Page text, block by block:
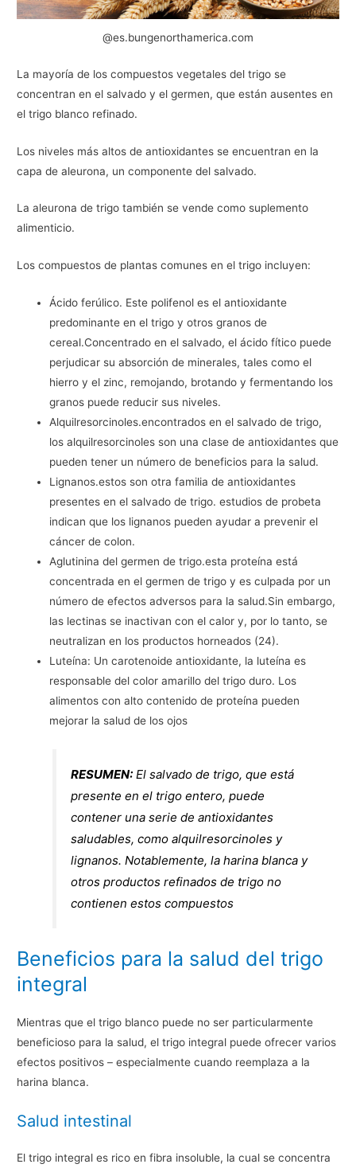
@es.bungenorthamerica.com
La mayoría de los compuestos vegetales del trigo se
concentran en el salvado y el germen, que están ausentes en
el trigo blanco refinado.
Los niveles más altos de antioxidantes se encuentran en la
capa de aleurona, un componente del salvado.
La aleurona de trigo también se vende como suplemento
alimenticio.
Los compuestos de plantas comunes en el trigo incluyen:
Ácido ferúlico. Este polifenol es el antioxidante
predominante en el trigo y otros granos de
cereal.Concentrado en el salvado, el ácido fítico puede
perjudicar su absorción de minerales, tales como el
hierro y el zinc, remojando, brotando y fermentando los
granos puede reducir sus niveles.
Alquilresorcinoles.encontrados en el salvado de trigo,
los alquilresorcinoles son una clase de antioxidantes que
pueden tener un número de beneficios para la salud.
Lignanos.estos son otra familia de antioxidantes
presentes en el salvado de trigo. estudios de probeta
indican que los lignanos pueden ayudar a prevenir el
cáncer de colon.
Aglutinina del germen de trigo.esta proteína está
concentrada en el germen de trigo y es culpada por un
número de efectos adversos para la salud.Sin embargo,
las lectinas se inactivan con el calor y, por lo tanto, se
neutralizan en los productos horneados (24).
Luteína: Un carotenoide antioxidante, la luteína es
responsable del color amarillo del trigo duro. Los
alimentos con alto contenido de proteína pueden
mejorar la salud de los ojos
RESUMEN: El salvado de trigo, que está
presente en el trigo entero, puede
contener una serie de antioxidantes
saludables, como alquilresorcinoles y
lignanos. Notablemente, la harina blanca y
otros productos refinados de trigo no
contienen estos compuestos
Beneficios para la salud del trigo
integral
Mientras que el trigo blanco puede no ser particularmente
beneficioso para la salud, el trigo integral puede ofrecer varios
efectos positivos – especialmente cuando reemplaza a la
harina blanca.
Salud intestinal
El trigo integral es rico en fibra insoluble, la cual se concentra